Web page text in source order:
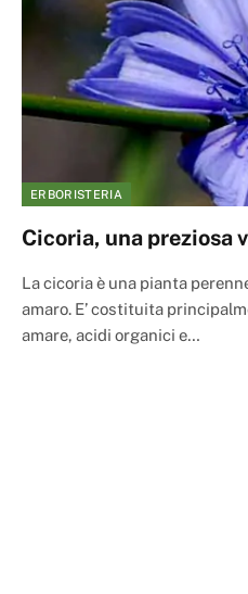
ERBORISTERIA
Cicoria, una preziosa
La cicoria è una pianta
amaro. E’ costituita
amare, acidi organici e…